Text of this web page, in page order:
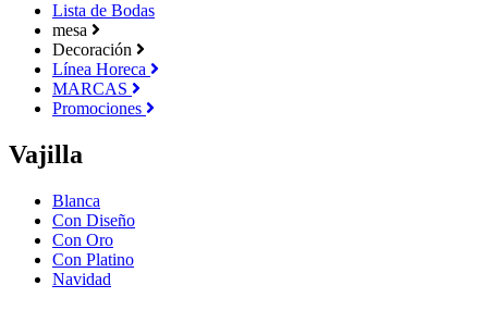
Lista de Bodas
mesa
Decoración
Línea Horeca
MARCAS
Promociones
Vajilla
Blanca
Con Diseño
Con Oro
Con Platino
Navidad